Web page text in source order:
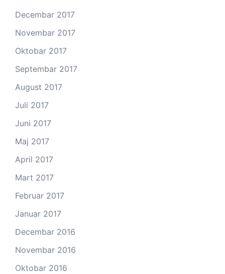
Decembar 2017
Novembar 2017
Oktobar 2017
Septembar 2017
August 2017
Juli 2017
Juni 2017
Maj 2017
April 2017
Mart 2017
Februar 2017
Januar 2017
Decembar 2016
Novembar 2016
Oktobar 2016